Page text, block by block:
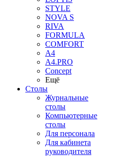
STYLE
NOVA S
RIVA
FORMULA
COMFORT
A4
A4.PRO
Concept
Ещё
Столы
Журнальные
столы
Компьютерные
столы
Для персонала
Для кабинета
руководителя